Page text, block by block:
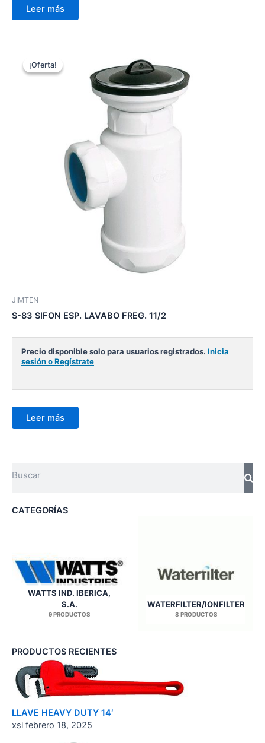
Leer más
¡Oferta!
¡Oferta!
JIMTEN
S-83 SIFON ESP. LAVABO FREG. 11/2
Precio disponible solo para usuarios registrados. Inicia
sesión o Regístrate
Leer más
CATEGORÍAS
WATTS IND. IBERICA,
S.A.
9 PRODUCTOS
WATERFILTER/IONFILTER
8 PRODUCTOS
PRODUCTOS RECIENTES
LLAVE HEAVY DUTY 14′
xsi febrero 18, 2025